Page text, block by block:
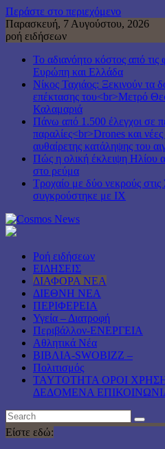
Περάστε στο περιεχόμενο
Παρασκευή, 7 Αυγούστου, 2026
ροή ειδήσεων
Το αδιανόητο κόστος από
Ευρώπη και Ελλάδα
Νίκος Ταχιάος: Ξεκινούν τα
επέκτασης του<br>Μετρό
Καλαμαριά
Πάνω από 1.500 έλεγχοι σε
παραλίες<br>Drones και
αυθαίρετης κατάληψης του
Πώς η ολική έκλειψη Ηλίου
στο ρεύμα
Τροχαίο με δύο νεκρούς
συγκρούστηκε με ΙΧ
Ροή ειδήσεων
ΕΙΔΗΣΕΙΣ
ΔΙΑΦΟΡΑ ΝΕΑ
ΔΙΕΘΝΗ ΝΕΑ
ΠΕΡΙΦΕΡΕΙΑ
Υγεία – Διατροφή
Περιβάλλον-ΕΝΕΡΓΕΙΑ
Αθλητικά Νέα
ΒΙΒΛΙΑ-SWOBIZZ –
Πολιτισμός
TAYTOTHTA ΟΡΟΙ
ΔΕΔΟΜΕΝΑ
Είστε εδώ: